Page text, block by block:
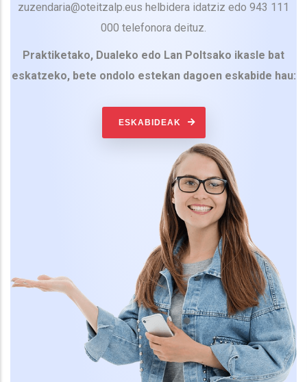
zuzendaria@oteitzalp.eus helbidera idatziz edo 943 111
000 telefonora deituz.
Praktiketako, Dualeko edo Lan Poltsako ikasle bat
eskatzeko, bete ondolo estekan dagoen eskabide hau:
ESKABIDEAK